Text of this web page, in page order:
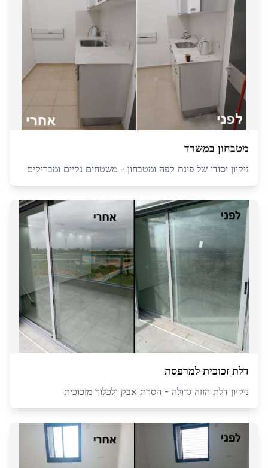
מטבחון במשרד
ניקיון יסודי של פינת קפה ומטבחון - משטחים נקיים ומבריקים
דלת זכוכית למרפסת
ניקיון דלת הזזה גדולה - הסרת אבק ולכלוך מזכוכית